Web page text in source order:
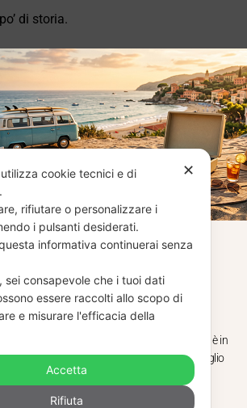
di storia.
vinili online?
i vinili usati
Vendita Vinili Usati | P.IVA 12240940960
✕
cookie tecnici e di
rifiutare o personalizzare i
i pulsanti desiderati.
informativa continuerai senza
sei consapevole che i tuoi dati
essere raccolti allo scopo di
e misurare l'efficacia della
Accetta
Rifiuta
CHIUSURA
ESTIVA
Dal 29 luglio al 31 agosto venditaviniliusati.it è in
pausa estiva. Gli ordini ricevuti entro il 29 luglio
saranno spediti regolarmente.